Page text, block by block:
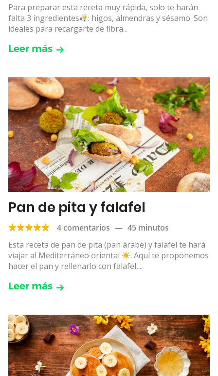
Para preparar esta receta muy rápida, solo te harán
falta 3 ingredientes
: higos, almendras y sésamo. Son
ideales para recargarte de fibra...
Leer más
Pan de pita y falafel
4 comentarios — 45 minutos
Esta receta de pan de pita (pan árabe) y falafel te hará
viajar al Mediterráneo oriental
. Aquí te proponemos
hacer el pan y rellenarlo con falafel,...
Leer más